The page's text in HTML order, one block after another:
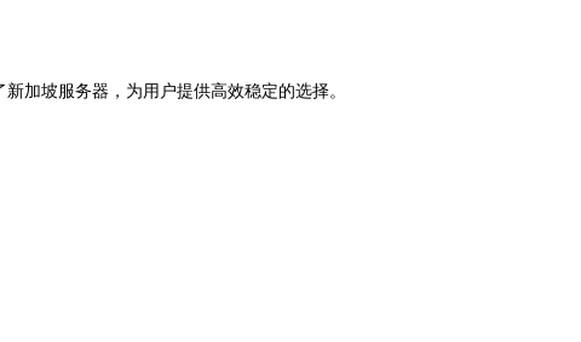
加坡服务器，为用户提供高效稳定的选择。